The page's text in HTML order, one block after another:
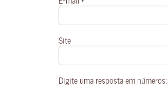
Site
Digite uma resposta em números: